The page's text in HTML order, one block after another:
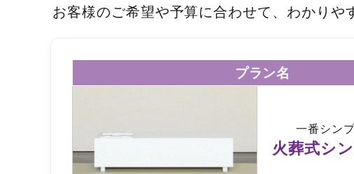
お客様のご希望や予算に合わせて、わかりや
プラン名
一番シン
火葬式シ